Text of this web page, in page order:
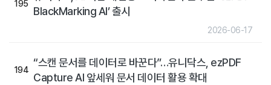
195
BlackMarking AI’ 출시
2026-06-17
194
“스캔 문서를 데이터로 바꾼다”…유니닥스, ezPDF
Capture AI 앞세워 문서 데이터 활용 확대